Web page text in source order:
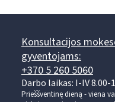
Konsultacijos
gyventojams:
+370 5 260 5060
Darbo laikas: I-IV 8.00-
Prieššventinę dieną - viena